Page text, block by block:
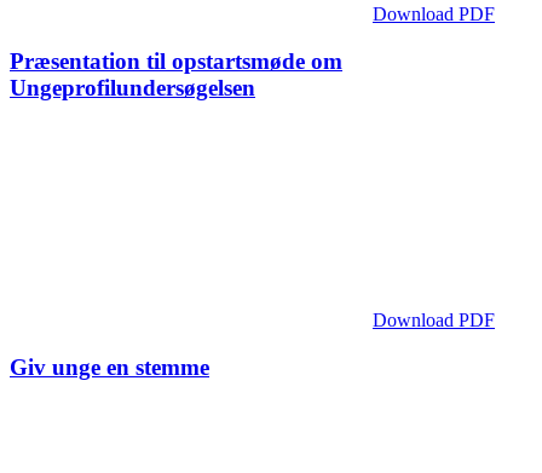
Download PDF
Præsentation til opstartsmøde om
Ungeprofilundersøgelsen
Download PDF
Giv unge en stemme